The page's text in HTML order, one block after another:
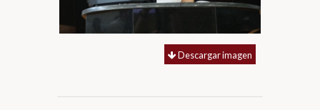
Descargar imagen